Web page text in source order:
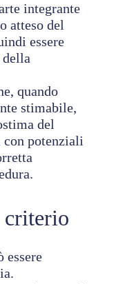
integrante
atteso del
essere
quando
stimabile,
del
potenziali
essere